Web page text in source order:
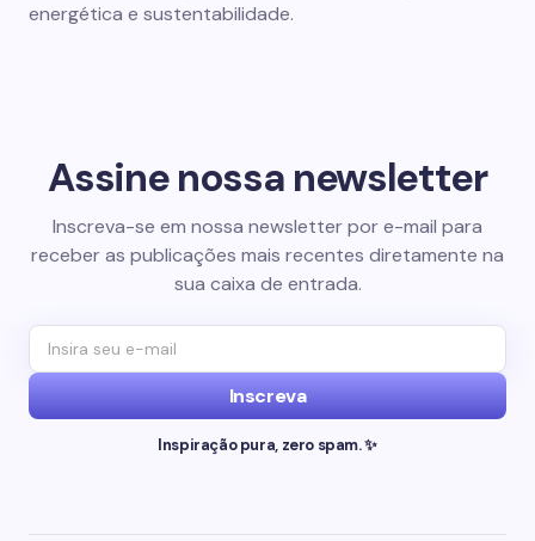
energética e sustentabilidade.
Assine nossa newsletter
Inscreva-se em nossa newsletter por e-mail para
receber as publicações mais recentes diretamente na
sua caixa de entrada.
Inscreva
Inspiração pura, zero spam. ✨